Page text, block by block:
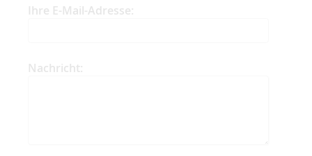
Ihre E-Mail-Adresse:
Nachricht: